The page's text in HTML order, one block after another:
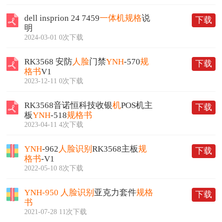
dell insprion 24 7459一体机规格说
明
2024-03-01 0次下载
下载
RK3568 安防人脸门禁YNH-570规
格书V1
2023-12-11 0次下载
下载
RK3568音诺恒科技收银机POS机主
板YNH-518规格书
2023-04-11 4次下载
下载
YNH-962 人脸识别RK3568主板规
格书-V1
2022-05-10 8次下载
下载
YNH-950 人脸识别 亚克力套件规格
书
2021-07-28 11次下载
下载